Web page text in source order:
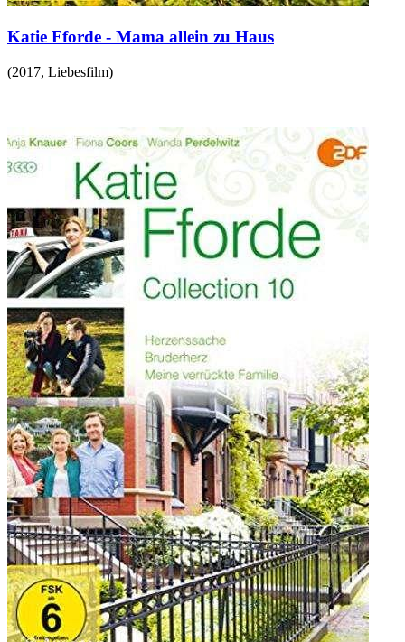
Katie Fforde - Mama allein zu Haus
(2017, Liebesfilm)